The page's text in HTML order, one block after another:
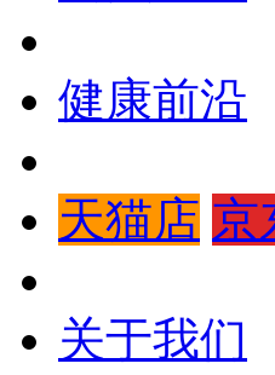
健康前沿
天猫店 京
关于我们